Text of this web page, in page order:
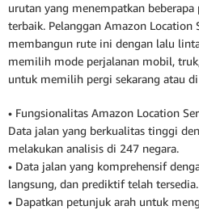
urutan yang menempatkan
terbaik. Pelanggan Amazon Location
membangun rute ini dengan lalu
memilih mode perjalanan mobil,
untuk memilih pergi sekarang atau
• Fungsionalitas Amazon Location
Data jalan yang berkualitas tinggi
melakukan analisis di 247 negara.
• Data jalan yang komprehensif
langsung, dan prediktif telah tersedia.
• Dapatkan petunjuk arah untuk